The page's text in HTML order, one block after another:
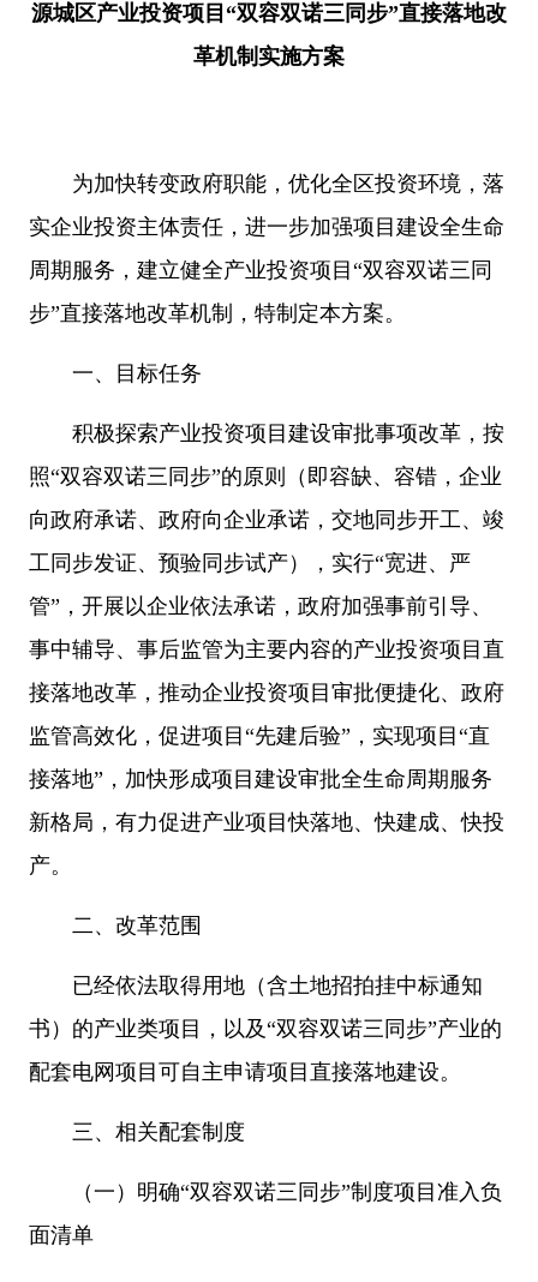
源城区产业投资项目“双容双诺三同步”直接落地改
革机制实施方案
为加快转变政府职能，优化全区投资环境，落
实企业投资主体责任，进一步加强项目建设全生命
周期服务，建立健全产业投资项目“双容双诺三同
步”直接落地改革机制，特制定本方案。
一、目标任务
积极探索产业投资项目建设审批事项改革，按
照“双容双诺三同步”的原则（即容缺、容错，企业
向政府承诺、政府向企业承诺，交地同步开工、竣
工同步发证、预验同步试产），实行“宽进、严
管”，开展以企业依法承诺，政府加强事前引导、
事中辅导、事后监管为主要内容的产业投资项目直
接落地改革，推动企业投资项目审批便捷化、政府
监管高效化，促进项目“先建后验”，实现项目“直
接落地”，加快形成项目建设审批全生命周期服务
新格局，有力促进产业项目快落地、快建成、快投
产。
二、改革范围
已经依法取得用地（含土地招拍挂中标通知
书）的产业类项目，以及“双容双诺三同步”产业的
配套电网项目可自主申请项目直接落地建设。
三、相关配套制度
（一）明确“双容双诺三同步”制度项目准入负
面清单